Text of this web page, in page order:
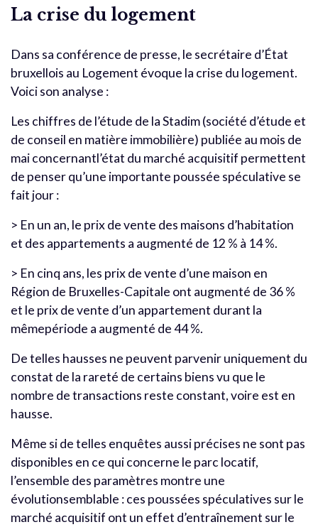
La crise du logement
Dans sa conférence de presse, le secrétaire d’État
bruxellois au Logement évoque la crise du logement.
Voici son analyse :
Les chiffres de l’étude de la Stadim (société d’étude et
de conseil en matière immobilière) publiée au mois de
mai concernantl’état du marché acquisitif permettent
de penser qu’une importante poussée spéculative se
fait jour :
> En un an, le prix de vente des maisons d’habitation
et des appartements a augmenté de 12 % à 14 %.
> En cinq ans, les prix de vente d’une maison en
Région de Bruxelles-Capitale ont augmenté de 36 %
et le prix de vente d’un appartement durant la
mêmepériode a augmenté de 44 %.
De telles hausses ne peuvent parvenir uniquement du
constat de la rareté de certains biens vu que le
nombre de transactions reste constant, voire est en
hausse.
Même si de telles enquêtes aussi précises ne sont pas
disponibles en ce qui concerne le parc locatif,
l’ensemble des paramètres montre une
évolutionsemblable : ces poussées spéculatives sur le
marché acquisitif ont un effet d’entraînement sur le